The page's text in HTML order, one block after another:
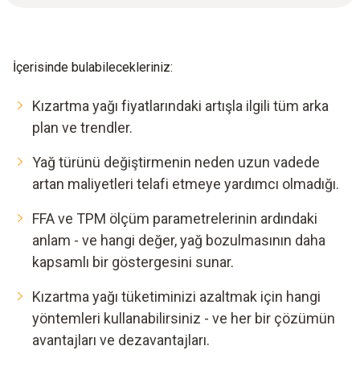
İçerisinde bulabilecekleriniz:
Kızartma yağı fiyatlarındaki artışla ilgili tüm arka
plan ve trendler.
Yağ türünü değiştirmenin neden uzun vadede
artan maliyetleri telafi etmeye yardımcı olmadığı.
FFA ve TPM ölçüm parametrelerinin ardındaki
anlam - ve hangi değer, yağ bozulmasının daha
kapsamlı bir göstergesini sunar.
Kızartma yağı tüketiminizi azaltmak için hangi
yöntemleri kullanabilirsiniz - ve her bir çözümün
avantajları ve dezavantajları.